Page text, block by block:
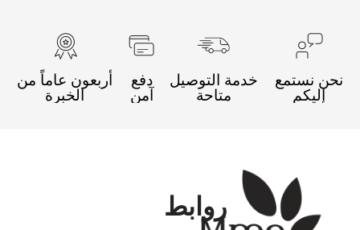
نستمع
إليكم
خدمة التوصيل
متاحة
دفع
آمن
أربعون عاماً من
الخبرة
روابط